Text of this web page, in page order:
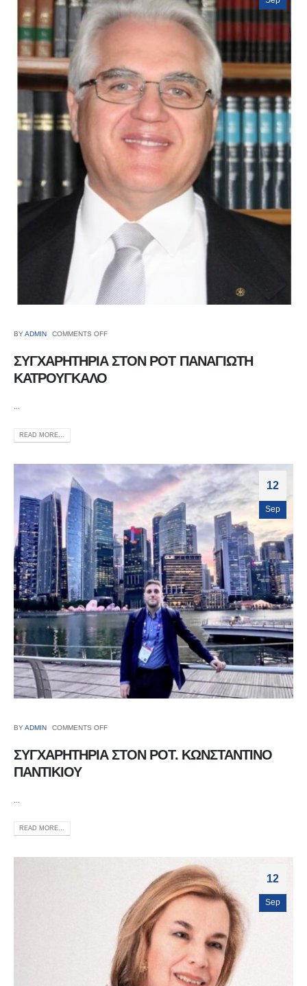
BYADMIN COMMENTS OFF
ΣΥΓΧΑΡΗΤΗΡΙΑ ΣΤΟΝ ΡΟΤ ΠΑΝΑΓΙΩΤΗ
ΚΑΤΡΟΥΓΚΑΛΟ
...
READ MORE...
12
Sep
BYADMIN COMMENTS OFF
ΣΥΓΧΑΡΗΤΗΡΙΑ ΣΤΟΝ ΡΟΤ. ΚΩΝΣΤΑΝΤΙΝΟ
ΠΑΝΤΙΚΙΟΥ
...
READ MORE...
12
Sep